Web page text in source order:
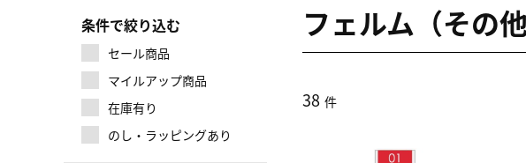
マイルアップ商品
条件で絞り込む
セール商品
在庫有り
のし・ラッピングあり
フェルム（その
38 件